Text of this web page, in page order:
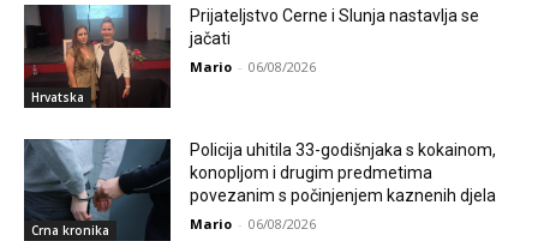
Hrvatska
Prijateljstvo Cerne i Slunja nastavlja se
jačati
Mario - 06/08/2026
Crna kronika
Policija uhitila 33-godišnjaka s kokainom,
konopljom i drugim predmetima
povezanim s počinjenjem kaznenih djela
Mario - 06/08/2026